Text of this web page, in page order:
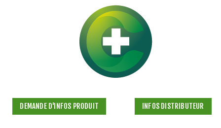
DEMANDE D'INFOS PRODUIT INFOS DISTRIBUTEUR